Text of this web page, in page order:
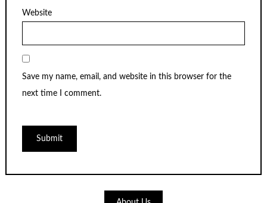
Website
Save my name, email, and website in this browser for the
next time I comment.